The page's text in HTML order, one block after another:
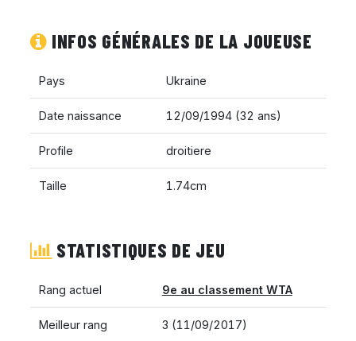
INFOS GÉNÉRALES DE LA JOUEUSE
Pays Ukraine
Date naissance 12/09/1994 (32 ans)
Profile droitiere
Taille 1.74cm
STATISTIQUES DE JEU
Rang actuel 9e au classement WTA
Meilleur rang 3 (11/09/2017)